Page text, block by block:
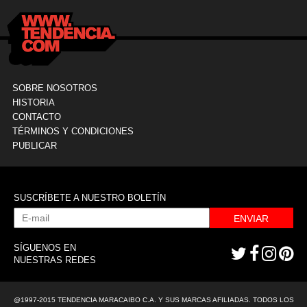
SOBRE NOSOTROS
HISTORIA
CONTACTO
TÉRMINOS Y CONDICIONES
PUBLICAR
SUSCRÍBETE A NUESTRO BOLETÍN
ENVIAR
SÍGUENOS EN
NUESTRAS REDES
@1997-2015 TENDENCIA MARACAIBO C.A. Y SUS MARCAS AFILIADAS. TODOS LOS